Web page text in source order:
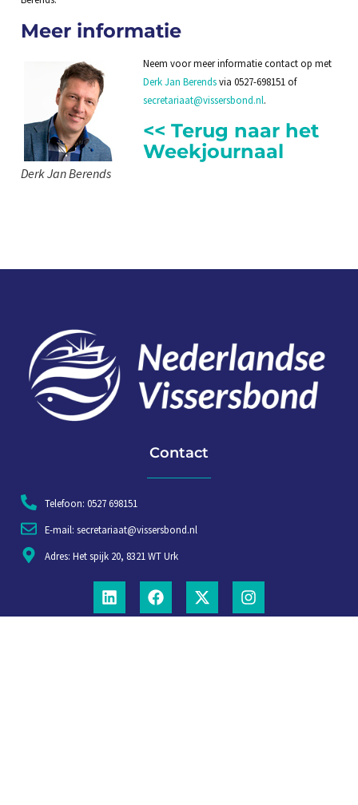
Meer informatie
Derk Jan Berends
Neem voor meer informatie contact op met
Derk Jan Berendsvia 0527-698151 of
secretariaat@vissersbond.nl.
<< Terug naar het
Weekjournaal
Contact
Telefoon: 0527 698151
E-mail: secretariaat@vissersbond.nl
Adres: Het spijk 20, 8321 WT Urk